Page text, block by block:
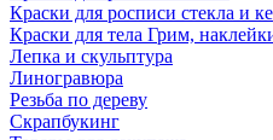
Краски для росписи стекла и
Краски для тела Грим,
Лепка и скульптура
Линогравюра
Резьба по дереву
Скрапбукинг